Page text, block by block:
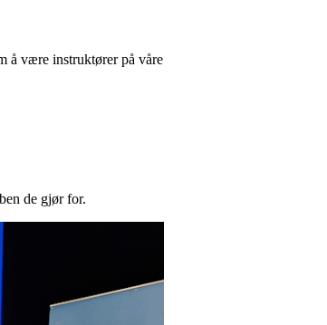
å være instruktører på våre
de gjør for.